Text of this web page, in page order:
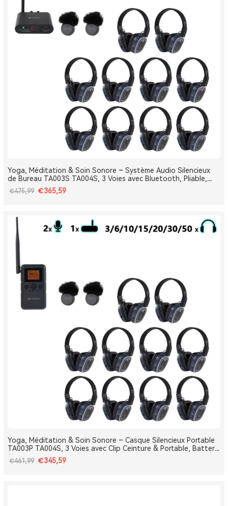
Yoga, Méditation & Soin Sonore – Système Audio Silencieux
de Bureau TA003S TA004S, 3 Voies avec Bluetooth, Pliable,
Type-C, Bass Boost
€475,99 €365,59
Yoga, Méditation & Soin Sonore – Casque Silencieux Portable
TA003P TA004S, 3 Voies avec Clip Ceinture & Portable, Batterie
Amovible, Bluetooth, Bass Boost
€461,99 €345,59